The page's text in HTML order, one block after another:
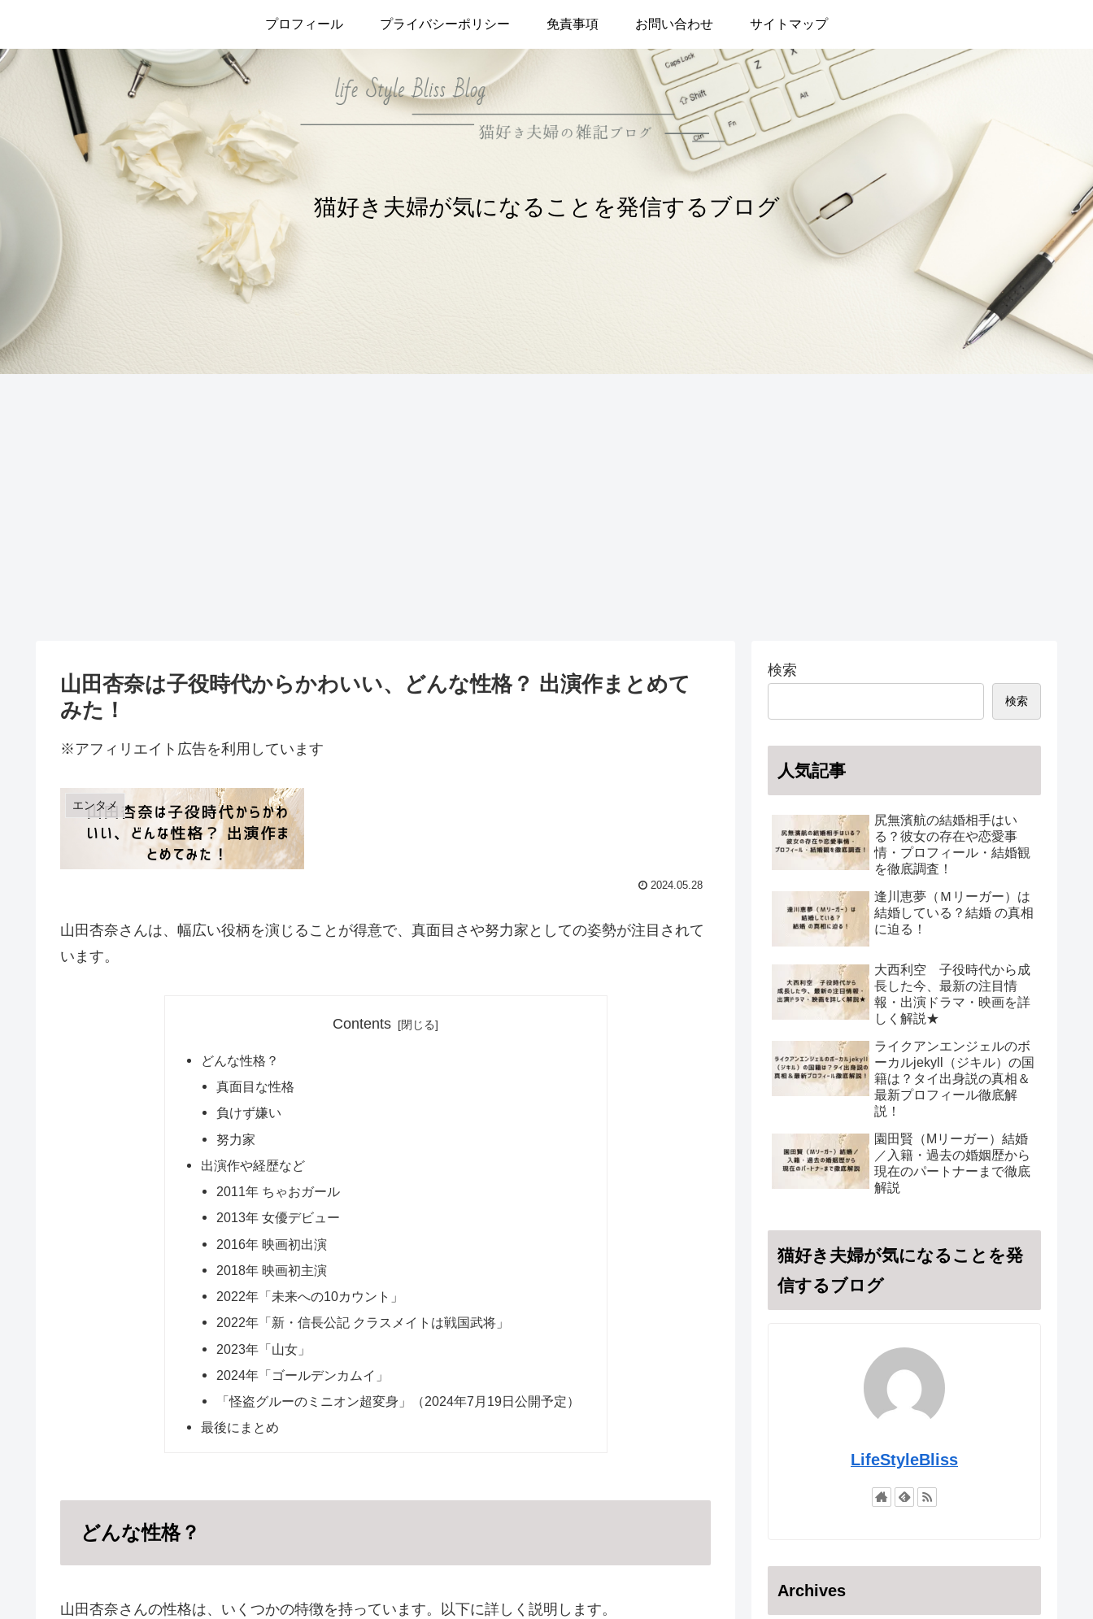
猫好き夫婦が気になることを発信するブログ
プロフィール プライバシーポリシー 免責事項 お問い合わせ サイトマップ
山田杏奈は子役時代からかわいい、どんな性格？ 出演作まとめて
みた！
※アフィリエイト広告を利用しています
エンタメ
2024.05.28
山田杏奈さんは、幅広い役柄を演じることが得意で、真面目さや努力家としての姿勢が注目されて
います。
Contents
どんな性格？
真面目な性格
負けず嫌い
努力家
出演作や経歴など
2011年 ちゃおガール
2013年 女優デビュー
2016年 映画初出演
2018年 映画初主演
2022年「未来への10カウント」
2022年「新・信長公記 クラスメイトは戦国武将」
2023年「山女」
2024年「ゴールデンカムイ」
「怪盗グルーのミニオン超変身」（2024年7月19日公開予定）
最後にまとめ
どんな性格？
山田杏奈さんの性格は、いくつかの特徴を持っています。以下に詳しく説明します。
検索
検索
人気記事
尻無濱航の結婚相手はい
る？彼女の存在や恋愛事
情・プロフィール・結婚観
を徹底調査！
逢川恵夢（Ｍリーガー）は
結婚している？結婚 の真相
に迫る！
大西利空 子役時代から成
長した今、最新の注目情
報・出演ドラマ・映画を詳
しく解説★
ライクアンエンジェルのボ
ーカルjekyll（ジキル）の国
籍は？タイ出身説の真相＆
最新プロフィール徹底解
説！
園田賢（Mリーガー）結婚
／入籍・過去の婚姻歴から
現在のパートナーまで徹底
解説
猫好き夫婦が気になることを発
信するブログ
LifeStyleBliss
Archives